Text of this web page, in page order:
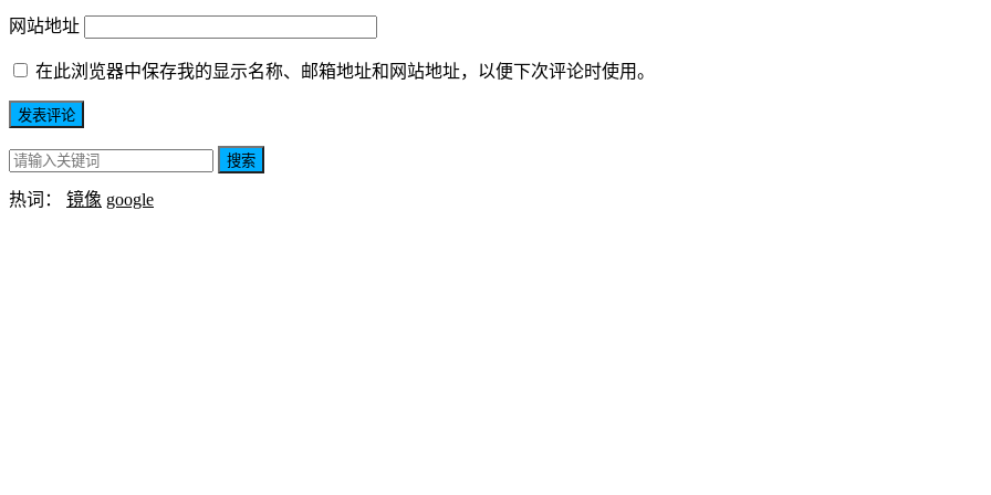
网站地址
在此浏览器中保存我的显示名称、邮箱地址和网站地址，以便下次评论时使用。
搜索
热词： 镜像 google